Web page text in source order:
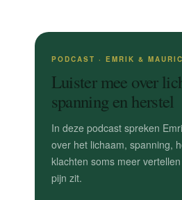
PODCAST · EMRIK &
Luister mee over
spanning en herstel
In deze podcast spreken
over het lichaam, spanning,
klachten soms meer
pijn zit.